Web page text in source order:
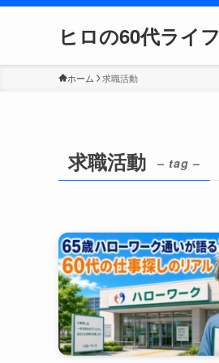
ヒロの60代ライフ
ホーム 求職活動
求職活動 – tag –